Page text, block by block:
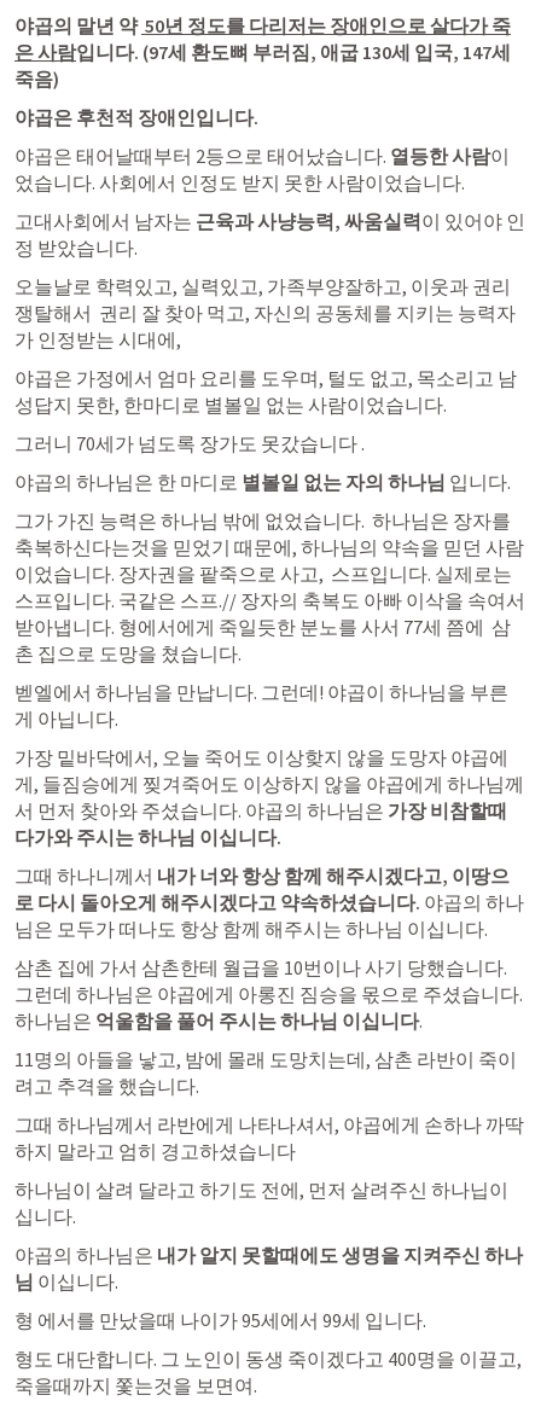
야곱의 말년 약 50년 정도를 다리저는 장애인으로 살다가 죽
은 사람입니다. (97세 환도뼈 부러짐, 애굽 130세 입국, 147세
죽음)
야곱은 후천적 장애인입니다.
야곱은 태어날때부터 2등으로 태어났습니다. 열등한 사람이
었습니다. 사회에서 인정도 받지 못한 사람이었습니다.
고대사회에서 남자는 근육과 사냥능력, 싸움실력이 있어야 인
정 받았습니다.
오늘날로 학력있고, 실력있고, 가족부양잘하고, 이웃과 권리
쟁탈해서  권리 잘 찾아 먹고, 자신의 공동체를 지키는 능력자
가 인정받는 시대에,
야곱은 가정에서 엄마 요리를 도우며, 털도 없고, 목소리고 남
성답지 못한, 한마디로 별볼일 없는 사람이었습니다.
그러니 70세가 넘도록 장가도 못갔습니다 .
야곱의 하나님은 한 마디로 별볼일 없는 자의 하나님 입니다.
그가 가진 능력은 하나님 밖에 없었습니다.  하나님은 장자를
축복하신다는것을 믿었기 때문에, 하나님의 약속을 믿던 사람
이었습니다. 장자권을 팥죽으로 사고,  스프입니다. 실제로는
스프입니다. 국같은 스프.// 장자의 축복도 아빠 이삭을 속여서
받아냅니다. 형에서에게 죽일듯한 분노를 사서 77세 쯤에  삼
촌 집으로 도망을 쳤습니다.
벧엘에서 하나님을 만납니다. 그런데! 야곱이 하나님을 부른
게 아닙니다.
가장 밑바닥에서, 오늘 죽어도 이상핮지 않을 도망자 야곱에
게, 들짐승에게 찢겨죽어도 이상하지 않을 야곱에게 하나님께
서 먼저 찾아와 주셨습니다. 야곱의 하나님은 가장 비참할때
다가와 주시는 하나님 이십니다.
그때 하나니께서 내가 너와 항상 함께 해주시겠다고, 이땅으
로 다시 돌아오게 해주시겠다고 약속하셨습니다. 야곱의 하나
님은 모두가 떠나도 항상 함께 해주시는 하나님 이십니다.
삼촌 집에 가서 삼촌한테 월급을 10번이나 사기 당했습니다.
그런데 하나님은 야곱에게 아롱진 짐승을 몫으로 주셨습니다.
하나님은 억울함을 풀어 주시는 하나님 이십니다.
11명의 아들을 낳고, 밤에 몰래 도망치는데, 삼촌 라반이 죽이
려고 추격을 했습니다.
그때 하나님께서 라반에게 나타나셔서, 야곱에게 손하나 까딱
하지 말라고 엄히 경고하셨습니다
하나님이 살려 달라고 하기도 전에, 먼저 살려주신 하나닙이
십니다.
야곱의 하나님은 내가 알지 못할때에도 생명을 지켜주신 하나
님 이십니다.
형 에서를 만났을때 나이가 95세에서 99세 입니다.
형도 대단합니다. 그 노인이 동생 죽이겠다고 400명을 이끌고,
죽을때까지 쫓는것을 보면여.